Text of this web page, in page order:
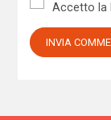
Accetto la